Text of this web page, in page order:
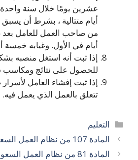
عشرين يومًا خلال سنة
أيام متتالية ، بشرط أن
من صاحب العمل للعامل بعد
أيام في الأول. وغيابه خمسة
إذا ثبت أنه استغل منصبه
للحصول على نتائج
إذا ثبت إفشاء العامل لأسرار
تتعلق بالعمل الذي يعمل فيه.
التصنيفات
التعليم
المادة 107 من نظام العمل السعودي
المادة 81 من نظام العمل السعودي